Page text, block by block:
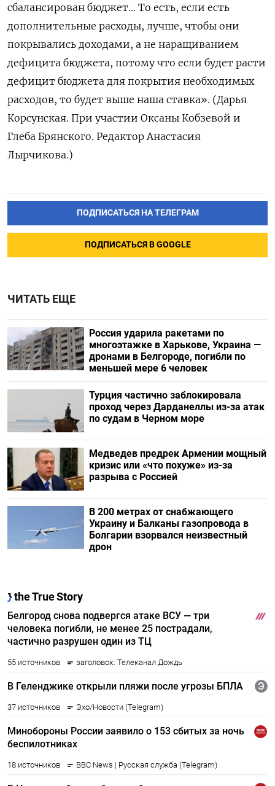
сбалансирован бюджет... То есть, если есть
дополнительные расходы, лучше, чтобы они
покрывались доходами, а не наращиванием
дефицита бюджета, потому что если будет расти
дефицит бюджета для покрытия необходимых
расходов, то будет выше наша ставка». (Дарья
Корсунская. При участии Оксаны Кобзевой и
Глеба Брянского. Редактор Анастасия
Лырчикова.)
ПОДПИСАТЬСЯ НА ТЕЛЕГРАМ
ПОДПИСАТЬСЯ В GOOGLE
ЧИТАТЬ ЕЩЕ
Россия ударила ракетами по
многоэтажке в Харькове, Украина —
дронами в Белгороде, погибли по
меньшей мере 6 человек
Турция частично заблокировала
проход через Дарданеллы из-за атак
по судам в Черном море
Медведев предрек Армении мощный
кризис или «что похуже» из-за
разрыва с Россией
В 200 метрах от снабжающего
Украину и Балканы газопровода в
Болгарии взорвался неизвестный
дрон